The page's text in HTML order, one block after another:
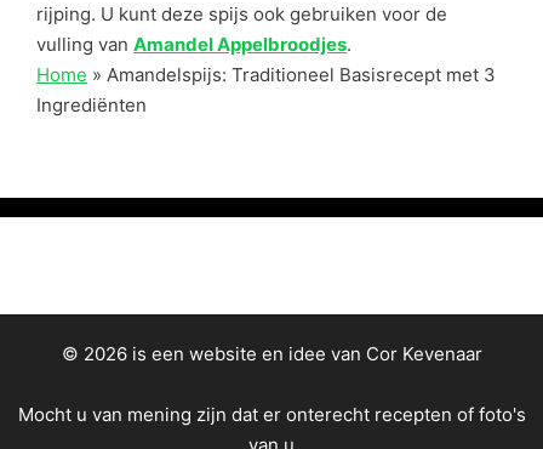
rijping. U kunt deze spijs ook gebruiken voor de
vulling van Amandel Appelbroodjes.
Home » Amandelspijs: Traditioneel Basisrecept met 3
Ingrediënten
© 2026 is een website en idee van Cor Kevenaar
Mocht u van mening zijn dat er onterecht recepten of foto's